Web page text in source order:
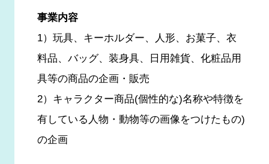
事業内容
1）玩具、キーホルダー、人形、お菓子、衣
料品、バッグ、装身具、日用雑貨、化粧品用
具等の商品の企画・販売
2）キャラクター商品(個性的な)名称や特徴を
有している人物・動物等の画像をつけたもの)
の企画